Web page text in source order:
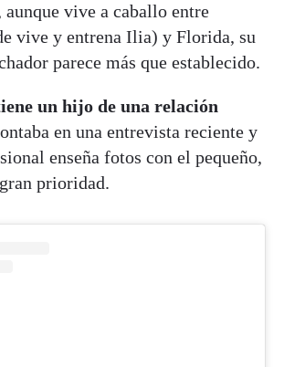
vive a caballo entre
vive y entrena Ilia) y Florida, su
parece más que establecido.
un hijo de una relación
en una entrevista reciente y
enseña fotos con el pequeño,
prioridad.